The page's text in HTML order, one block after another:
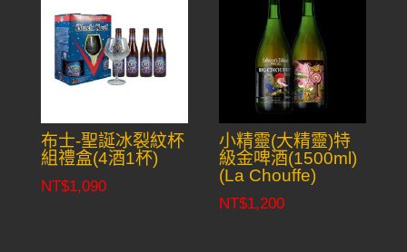
布士-聖誕冰裂紋杯
組禮盒(4酒1杯)
NT$1,090
小精靈(大精靈)特
級金啤酒(1500ml)
(La Chouffe)
NT$1,200